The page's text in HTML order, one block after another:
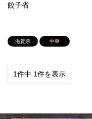
餃子省
滋賀県 中華
1件中 1件を表示